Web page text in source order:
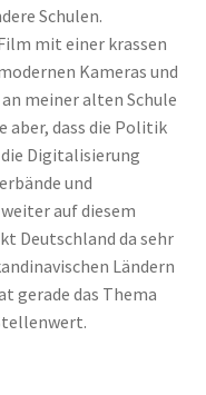
Schulen.
mit einer krassen
Kameras und
meiner alten Schule
aber, dass die Politik
Digitalisierung
und
auf diesem
Deutschland da sehr
Ländern
gerade das Thema